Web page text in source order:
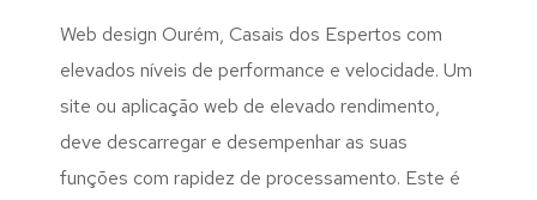
Web design Ourém, Casais dos Espertos com
elevados níveis de performance e velocidade. Um
site ou aplicação web de elevado rendimento,
deve descarregar e desempenhar as suas
funções com rapidez de processamento. Este é